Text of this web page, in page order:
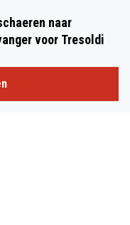
naar
voor Tresoldi